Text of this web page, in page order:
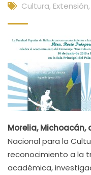
Cultura, Extensión,
Morelia, Michoacán,
Nacional para la
reconocimiento a la
académica,